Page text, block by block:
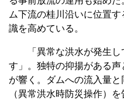
ム下流の桂川沿いに位置
識を高めている。
「異常な洪水が発生し
す」。独特の抑揚がある
が響く。ダムへの流入量
（異常洪水時防災操作）を